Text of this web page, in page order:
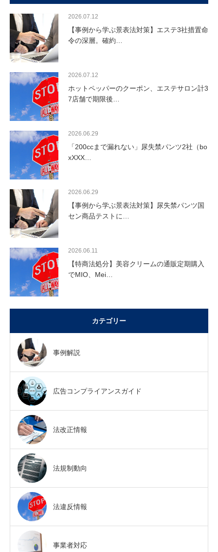
2026.07.12
【事例から学ぶ景表法対策】エステ3社措置命
令の深層。確約…
2026.07.12
ホットペッパーのクーポン、エステサロン計3
7店舗で期限後…
2026.06.29
「200ccまで漏れない」尿失禁パンツ2社（bo
xXXX…
2026.06.29
【事例から学ぶ景表法対策】尿失禁パンツ国
セン商品テストに…
2026.06.11
【特商法処分】美容クリームの通販定期購入
でMIO、Mei…
カテゴリー
事例解説
広告コンプライアンスガイド
法改正情報
法規制動向
法違反情報
事業者対応